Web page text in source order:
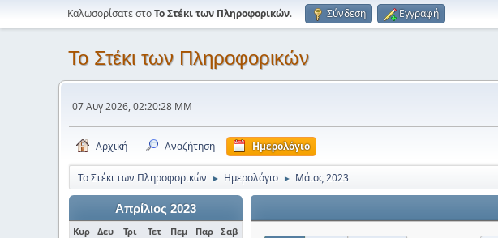
Καλωσορίσατε στοΤο Στέκι των Πληροφορικών. Σύνδεση Εγγραφή
Το Στέκι των Πληροφορικών
07 Αυγ 2026, 02:20:28 ΜΜ
Αρχική Αναζήτηση Ημερολόγιο
Το Στέκι των Πληροφορικών ► Ημερολόγιο ► Μάιος 2023
Απρίλιος 2023
Κυρ Δευ Τρι Τετ Πεμ Παρ Σαβ